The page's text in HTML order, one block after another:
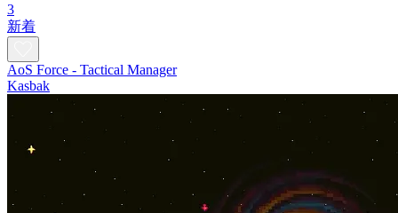
3
新着
AoS Force - Tactical Manager
Kasbak